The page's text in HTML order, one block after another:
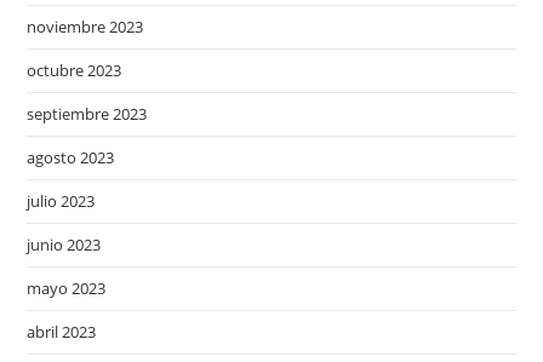
noviembre 2023
octubre 2023
septiembre 2023
agosto 2023
julio 2023
junio 2023
mayo 2023
abril 2023